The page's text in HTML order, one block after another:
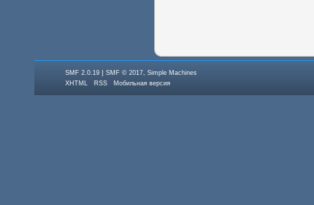
SMF 2.0.19 |SMF © 2017,Simple Machines
XHTML
RSS Мобильная версия